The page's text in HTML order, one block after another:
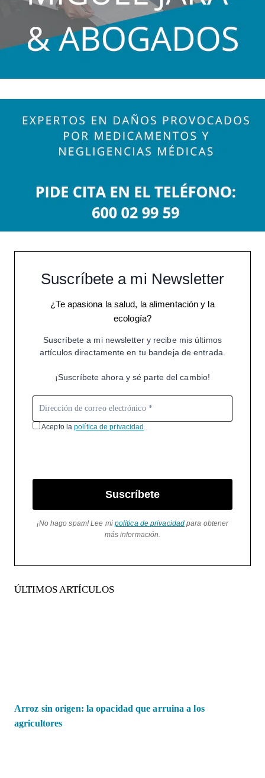
Suscríbete a mi Newsletter
¿Te apasiona la salud, la alimentación y la
ecología?
Suscríbete a mi newsletter y recibe mis últimos
artículos directamente en tu bandeja de entrada.
¡Suscríbete ahora y sé parte del cambio!
Acepto lapolítica de privacidad
Suscríbete
¡No hago spam! Lee mi política de privacidad para obtener
más información.
ÚLTIMOS ARTÍCULOS
Arroz sin origen: la opacidad que arruina a los
agricultores